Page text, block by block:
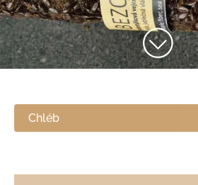
Chléb